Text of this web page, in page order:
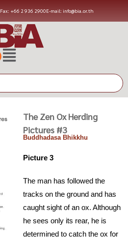
Fax: +66 2 936 2900E-mail: info@bia.or.th
The Zen Ox Herding
Pictures #3
Buddhadasa Bhikkhu
Picture 3
The man has followed the
tracks on the ground and has
caught sight of an ox. Although
he sees only its rear, he is
determined to catch the ox for